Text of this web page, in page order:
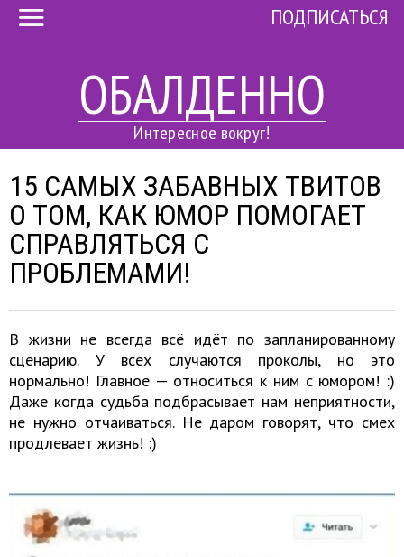
ОБАЛДЕННО
Интересное вокруг!
ПОДПИСАТЬСЯ
15 САМЫХ ЗАБАВНЫХ ТВИТОВ
О ТОМ, КАК ЮМОР ПОМОГАЕТ
СПРАВЛЯТЬСЯ С
ПРОБЛЕМАМИ!
В жизни не всегда всё идёт по запланированному
сценарию. У всех случаются проколы, но это
нормально! Главное — относиться к ним с юмором! :)
Даже когда судьба подбрасывает нам неприятности,
не нужно отчаиваться. Не даром говорят, что смех
продлевает жизнь! :)